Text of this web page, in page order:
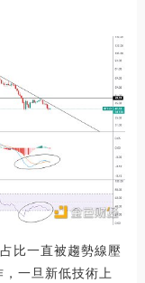
比一直被趨勢線壓
一旦新低技術上